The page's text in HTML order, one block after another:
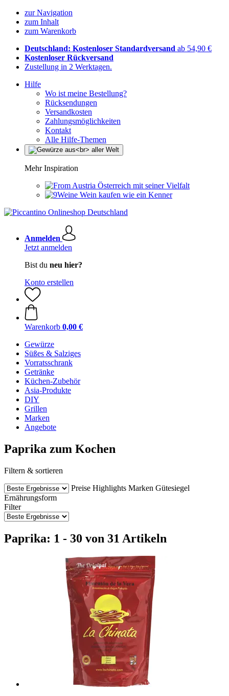
zur Navigation
zum Inhalt
zum Warenkorb
Deutschland: Kostenloser Standardversand ab 54,90 €
Kostenloser Rückversand
Zustellung in 2 Werktagen.
Hilfe
Wo ist meine Bestellung?
Rücksendungen
Versandkosten
Zahlungsmöglichkeiten
Kontakt
Alle Hilfe-Themen
Mehr Inspiration
Österreich mit seiner Vielfalt
Wein kaufen wie ein Kenner
Anmelden
Jetzt anmelden
Bist du neu hier?
Konto erstellen
Warenkorb 0,00 €
Gewürze
Süßes & Salziges
Vorratsschrank
Getränke
Küchen-Zubehör
Asia-Produkte
DIY
Grillen
Marken
Angebote
Paprika zum Kochen
Filtern & sortieren
Preise Highlights Marken Gütesiegel
Ernährungsform
Filter
Paprika: 1 - 30 von 31 Artikeln